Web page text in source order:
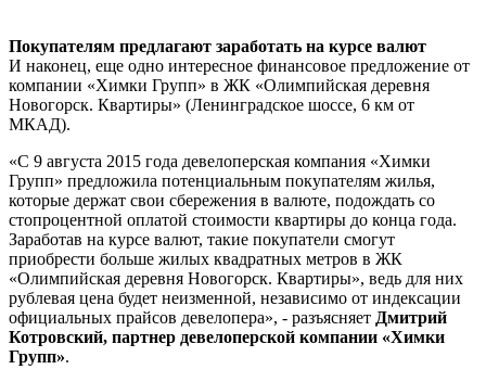
Покупателям предлагают заработать на курсе валют
И наконец, еще одно интересное финансовое предложение от
компании «Химки Групп» в ЖК «Олимпийская деревня
Новогорск. Квартиры» (Ленинградское шоссе, 6 км от
МКАД).
«С 9 августа 2015 года девелоперская компания «Химки
Групп» предложила потенциальным покупателям жилья,
которые держат свои сбережения в валюте, подождать со
стопроцентной оплатой стоимости квартиры до конца года.
Заработав на курсе валют, такие покупатели смогут
приобрести больше жилых квадратных метров в ЖК
«Олимпийская деревня Новогорск. Квартиры», ведь для них
рублевая цена будет неизменной, независимо от индексации
официальных прайсов девелопера», - разъясняет Дмитрий
Котровский, партнер девелоперской компании «Химки
Групп».